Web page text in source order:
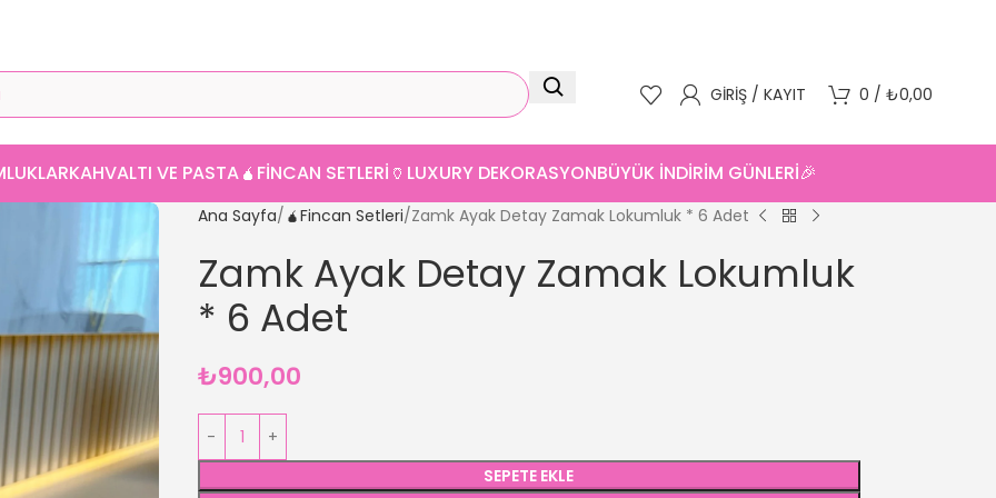
GIRIŞ / KAYIT 0 / ₺0,00
KAHVALTI VE PASTA🧉FINCAN SETLERI 🏺LUXURY DEKORASYONBÜYÜK İNDİRİM GÜNLERİ🎉
Ana Sayfa 🧉Fincan Setleri Zamk Ayak Detay Zamak Lokumluk * 6 Adet
Zamk Ayak Detay Zamak Lokumluk
* 6 Adet
₺900,00
SEPETE EKLE